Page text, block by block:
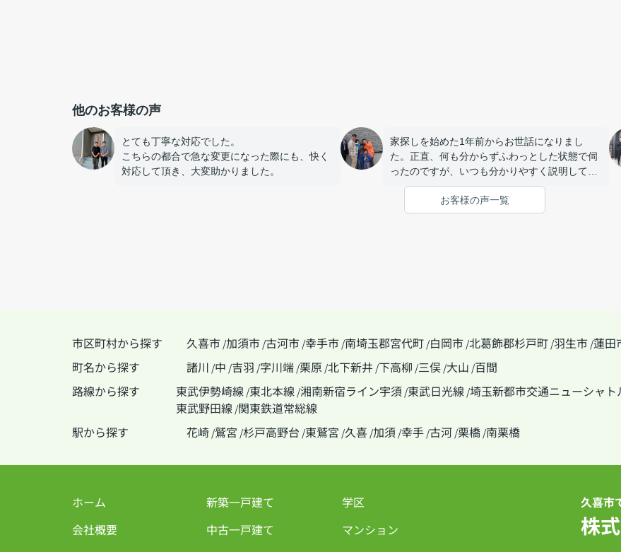
他のお客様の声
とても丁寧な対応でした。
こちらの都合で急な変更になった際にも、快く
対応して頂き、大変助かりました。
家探しを始めた1年前からお世話になりまし
た。正直、何も分からずふわっとした状態で伺
ったのですが、いつも分かりやすく説明してい
ただき、私たちの要望やペースに合わせて丁寧
に対応してくれました。とても話しやすい雰囲
気で連絡もすぐ対応してくれるので安心して相
お客様の声一覧
市区町村から探す 久喜市 /加須市 /古河市 /幸手市 /南埼玉郡宮代町 /白岡市 /北葛飾郡杉戸町 /羽生市 /蓮田
町名から探す
諸川 /中 /吉羽 /字川端 /栗原 /北下新井 /下高柳 /三俣 /大山 /百間
路線から探す
東武伊勢崎線 /東北本線 /湘南新宿ライン宇須 /東武日光線 /埼玉新都市交通ニューシャト
東武野田線 /関東鉄道常総線
駅から探す
花崎 /鷲宮 /杉戸高野台 /東鷲宮 /久喜 /加須 /幸手 /古河 /栗橋 /南栗橋
ホーム
会社概要
新築一戸建て
中古一戸建て
学区
マンション
久喜市
株